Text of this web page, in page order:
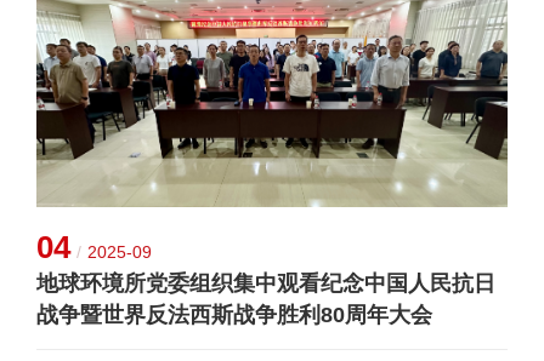
04 / 2025-09
地球环境所党委组织集中观看纪念中国人民抗日
战争暨世界反法西斯战争胜利80周年大会